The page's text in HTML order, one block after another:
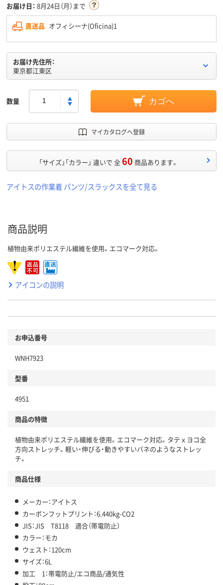
お届け日： 8月24日（月）まで
直送品 オフィシーナ(Oficina)1
お届け先住所：
東京都江東区
数量 カゴへ
マイカタログへ登録
「サイズ」「カラー」 違いで 全60 商品あります。
アイトスの作業着 パンツ/スラックスを全て見る
商品説明
植物由来ポリエステル繊維を使用。エコマーク対応。
アイコンの説明
お申込番号
WNH7923
型番
4951
商品の特徴
植物由来ポリエステル繊維を使用。エコマーク対応。タテｘヨコ全
方向ストレッチ。軽い・伸びる・動きやすいバネのようなストレッ
チ。
商品仕様
メーカー：アイトス
カーボンフットプリント：6.440kg-CO2
JIS：JIS T8118 適合（帯電防止）
カラー：モカ
ウェスト：120cm
サイズ：6L
加工 1：帯電防止/エコ商品/通気性